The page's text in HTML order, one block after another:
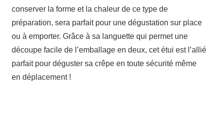
conserver la forme et la chaleur de ce type de
préparation, sera parfait pour une dégustation sur place
ou à emporter. Grâce à sa languette qui permet une
découpe facile de l’emballage en deux, cet étui est l’allié
parfait pour déguster sa crêpe en toute sécurité même
en déplacement !